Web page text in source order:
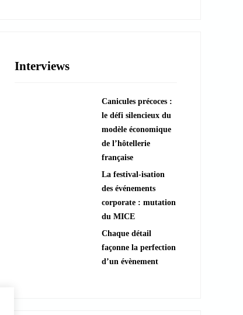
???? Explorer les animations
Interviews
Canicules précoces :
le défi silencieux du
modèle économique
de l’hôtellerie
française
La festival-isation
des événements
corporate : mutation
du MICE
Chaque détail
façonne la perfection
d’un évènement